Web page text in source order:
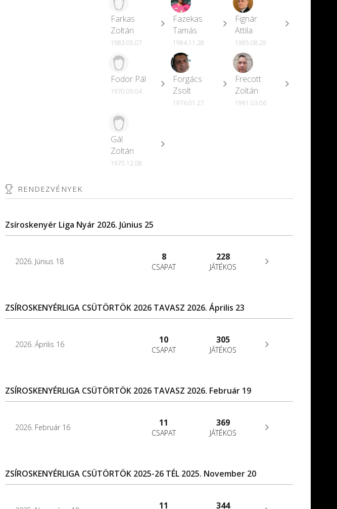
Farkas
Zoltán
1983.05.07
Fazekas
Tamás
1984.11.28
Fignár
Attila
1985.08.29
Fodor Pál
1970.09.04
Forgács
Zsolt
1976.01.27
Frecott
Zoltán
1991.03.06
Gál
Zoltán
1975.12.08
RENDEZVÉNYEK
Zsíroskenyér Liga Nyár 2026. Június 25
2026. Június 18 8
CSAPAT
228
JÁTÉKOS
ZSÍROSKENYÉRLIGA CSÜTÖRTÖK 2026 TAVASZ 2026. Április 23
2026. Április 16 10
CSAPAT
305
JÁTÉKOS
ZSÍROSKENYÉRLIGA CSÜTÖRTÖK 2026 TAVASZ 2026. Február 19
2026. Február 16 11
CSAPAT
369
JÁTÉKOS
ZSÍROSKENYÉRLIGA CSÜTÖRTÖK 2025-26 TÉL 2025. November 20
11 344